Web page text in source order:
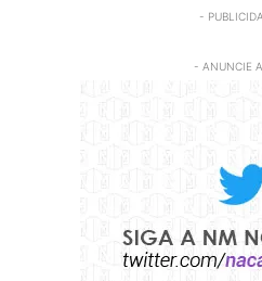
-
- ANUNCIE